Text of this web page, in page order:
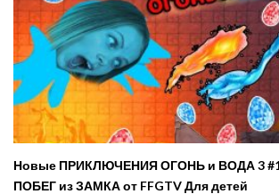
Новые ПРИКЛЮЧЕНИЯ ОГОНЬ и ВОДА 3
ПОБЕГ из ЗАМКА от FFGTV Для детей